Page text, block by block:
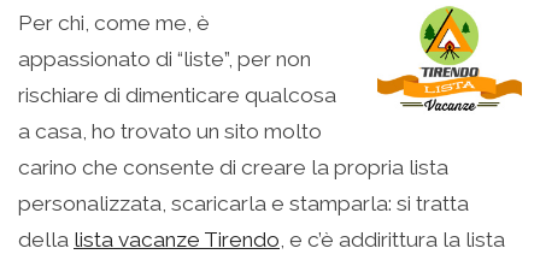
Per chi, come me, è
appassionato di “liste”, per non
rischiare di dimenticare qualcosa
a casa, ho trovato un sito molto
carino che consente di creare la propria lista
personalizzata, scaricarla e stamparla: si tratta
della lista vacanze Tirendo, e c’è addirittura la lista